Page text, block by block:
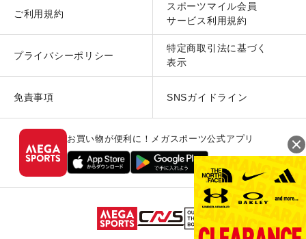
ご利用規約
スポーツマイル会員
サービス利用規約
プライバシーポリシー
特定商取引法に基づく
表示
免責事項 SNSガイドライン
お買い物が便利に！メガスポーツ公式アプリ